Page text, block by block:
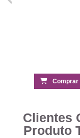
Comprar
Clientes
Produto